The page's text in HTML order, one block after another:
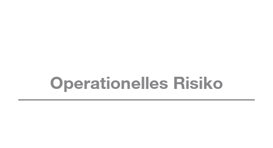
Operationelles Risiko